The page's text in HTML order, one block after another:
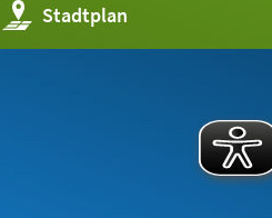
Stadtplan
(Öffnet
in
einem